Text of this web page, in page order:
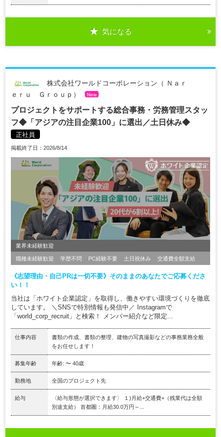
気になる
株式会社ワールドコーポレーション（ Ｎａｒ
ｅｒｕ Ｇｒｏｕｐ）
New
プロジェクトをサポートする総合事務・労務管理スタッ
フ◆「アジアの注目企業100」に選出／土日休み◆
正社員
掲載終了日：2026/8/14
業界未経験歓迎
職種未経験歓迎 学歴不問 PC経験不要 土日祝休み 交通費全額支給
《志望理由・自己PRは一切不要》そのままのあなたでご応募くださ
い！！
当社は「ホワイト企業認定」を取得し、働きやすい環境づくりを徹底
しています。 ＼SNSで特別情報も発信中／ Instagramで
「world_corp_recruit」と検索！ メンバー紹介など限定...
仕事内容
書類の作成、書類の整理、建物の写真撮影などの事務業務全般
をお任せします！
募集年齢 年齢: 〜 40歳
勤務地 全国のプロジェクト先
給与
〈給与形態が選択できます〉 １)月給+交通費+（残業代は全額
別途支給） 首都圏：月給30.0万円～...